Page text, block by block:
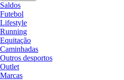
Saldos
Futebol
Lifestyle
Running
Equitação
Caminhadas
Outros desportos
Outlet
Marcas